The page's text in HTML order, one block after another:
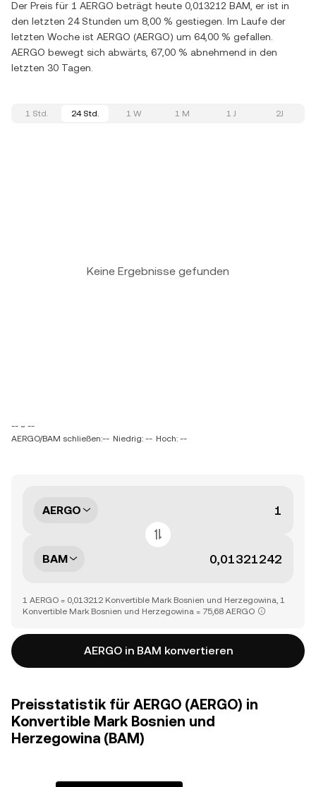
Der Preis für 1 AERGO beträgt heute 0,013212 BAM, er ist in
den letzten 24 Stunden um 8,00 % gestiegen. Im Laufe der
letzten Woche ist AERGO (AERGO) um 64,00 % gefallen.
AERGO bewegt sich abwärts, 67,00 % abnehmend in den
letzten 30 Tagen.
1 Std. 24 Std. 1 W 1 M 1 J 2J
Keine Ergebnisse gefunden
-- ~ --
AERGO/BAM schließen:-- Niedrig: -- Hoch: --
AERGO
BAM
1 AERGO = 0,013212 Konvertible Mark Bosnien und Herzegowina, 1
Konvertible Mark Bosnien und Herzegowina = 75,68 AERGO
AERGO in BAM konvertieren
Preisstatistik für AERGO (AERGO) in
Konvertible Mark Bosnien und
Herzegowina (BAM)